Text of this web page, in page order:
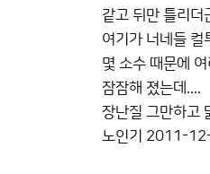
같고 뒤만 틀리더
여기가 너네들 컬
몇 소수 때문에
잠잠해 졌는데....
장난질 그만하고
노인기 2011-